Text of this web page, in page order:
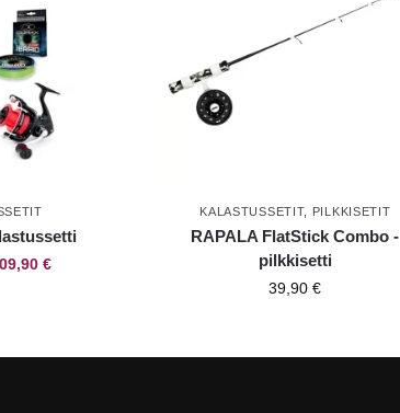
€
KALASTUSSETIT, PILKKISETIT
RAPALA FlatStick Combo -
pilkkisetti
39,90€